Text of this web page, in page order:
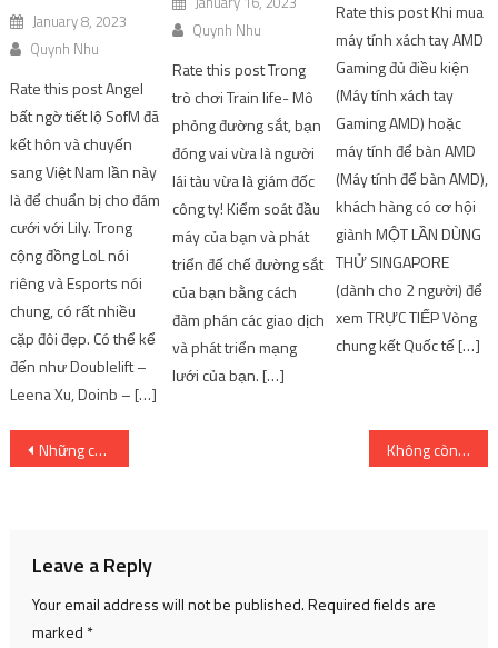
January 8, 2023
Quynh Nhu
Rate this post Angel
bất ngờ tiết lộ SofM đã
kết hôn và chuyến
sang Việt Nam lần này
là để chuẩn bị cho đám
cưới với Lily. Trong
cộng đồng LoL nói
riêng và Esports nói
chung, có rất nhiều
cặp đôi đẹp. Có thể kể
đến như Doublelift –
Leena Xu, Doinb – […]
Quynh Nhu
Rate this post Trong
trò chơi Train life- Mô
phỏng đường sắt, bạn
đóng vai vừa là người
lái tàu vừa là giám đốc
công ty! Kiểm soát đầu
máy của bạn và phát
triển đế chế đường sắt
của bạn bằng cách
đàm phán các giao dịch
và phát triển mạng
lưới của bạn. […]
Rate this post Khi mua
máy tính xách tay AMD
Gaming đủ điều kiện
(Máy tính xách tay
Gaming AMD) hoặc
máy tính để bàn AMD
(Máy tính để bàn AMD),
khách hàng có cơ hội
giành MỘT LẦN DÙNG
THỬ SINGAPORE
(dành cho 2 người) để
xem TRỰC TIẾP Vòng
chung kết Quốc tế […]
Post
Những con quỷ xảo quyệt! Ngày và lô phát hành Không còn anh hùng III [Game Review]
Leave a Reply
Your email address will not be published.Required fields are
marked *